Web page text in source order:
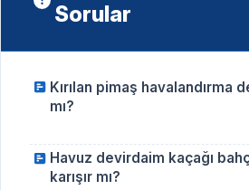
Sorular
Kırılan pimaş havalandırma
mı?
Havuz devirdaim kaçağı
karışır mı?